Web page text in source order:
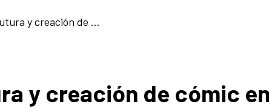
Muestra Creación Futura y creación de cómic en vivo
y creación de cómic en